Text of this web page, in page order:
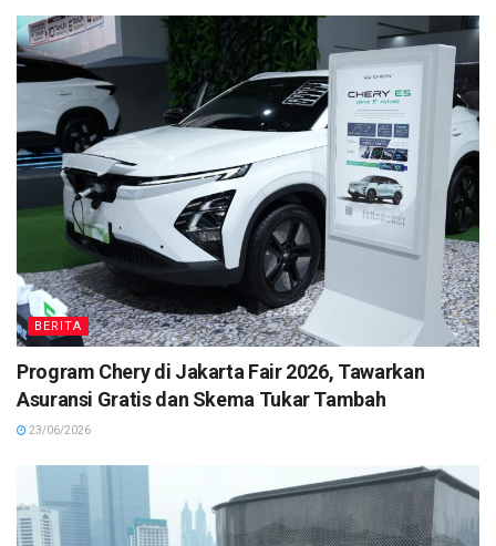
BERITA
Program Chery di Jakarta Fair 2026, Tawarkan
Asuransi Gratis dan Skema Tukar Tambah
23/06/2026